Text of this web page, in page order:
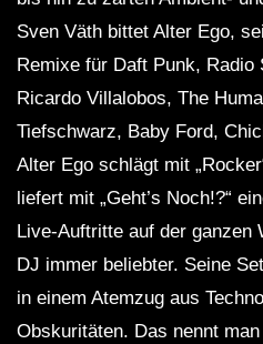
Sven Väth bittet Alter Ego,
Remixe für Daft Punk, Radio
Ricardo Villalobos, The
Tiefschwarz, Baby Ford,
Alter Ego schlägt mit
liefert mit „Geht’s Noch!?“
Live-Auftritte auf der ganzen
DJ immer beliebter. Seine
in einem Atemzug aus
Obskuritäten. Das nennt